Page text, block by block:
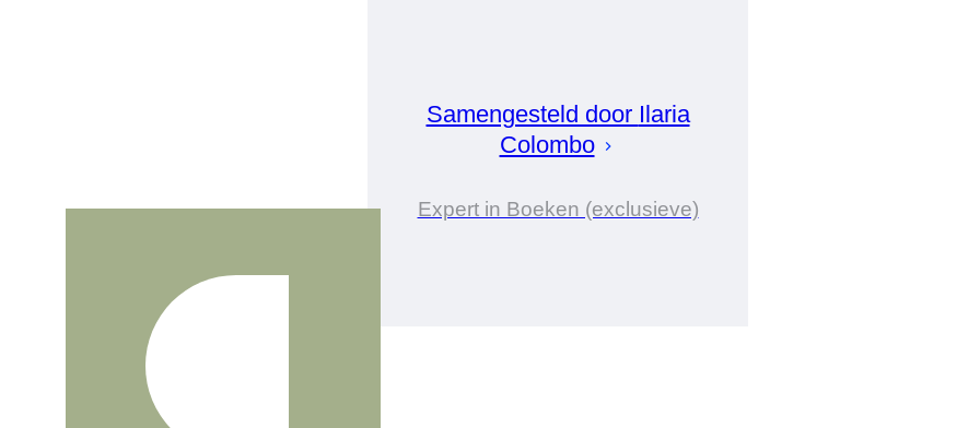
Samengesteld door Ilaria
Colombo
Expert in Boeken (exclusieve)